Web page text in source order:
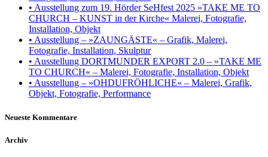
• Ausstellung zum 19. Hörder SeHfest 2025 »TAKE ME TO
CHURCH – KUNST in der Kirche« Malerei, Fotografie,
Installation, Objekt
• Ausstellung – »ZAUNGÄSTE« – Grafik, Malerei,
Fotografie, Installation, Skulptur
• Ausstellung DORTMUNDER EXPORT 2.0 – »TAKE ME
TO CHURCH« – Malerei, Fotografie, Installation, Objekt
• Ausstellung – »OHDUFRÖHLICHE« – Malerei, Grafik,
Objekt, Fotografie, Performance
Neueste Kommentare
Archiv